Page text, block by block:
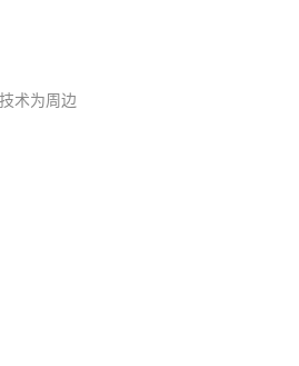
术为周边